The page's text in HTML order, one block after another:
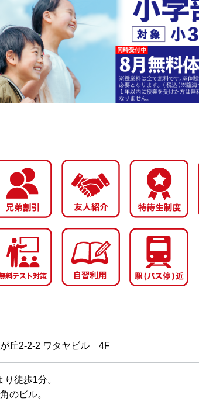
丘2-2-2 ワタヤビル 4F
徒歩1分。
のビル。